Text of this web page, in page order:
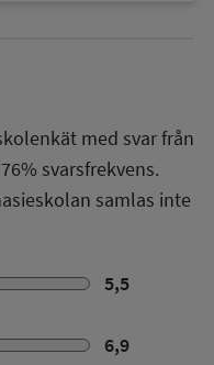
med svar från
76% svarsfrekvens.
samlas inte
5,5
6,9